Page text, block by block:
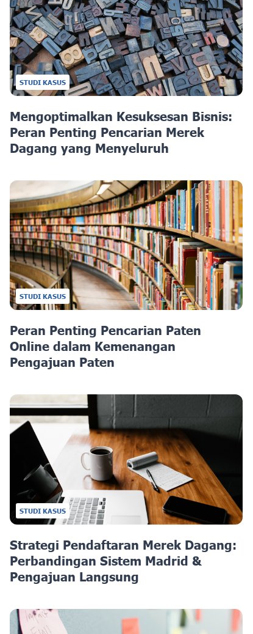
STUDI KASUS
Mengoptimalkan Kesuksesan Bisnis:
Peran Penting Pencarian Merek
Dagang yang Menyeluruh
STUDI KASUS
Peran Penting Pencarian Paten
Online dalam Kemenangan
Pengajuan Paten
STUDI KASUS
Strategi Pendaftaran Merek Dagang:
Perbandingan Sistem Madrid &
Pengajuan Langsung